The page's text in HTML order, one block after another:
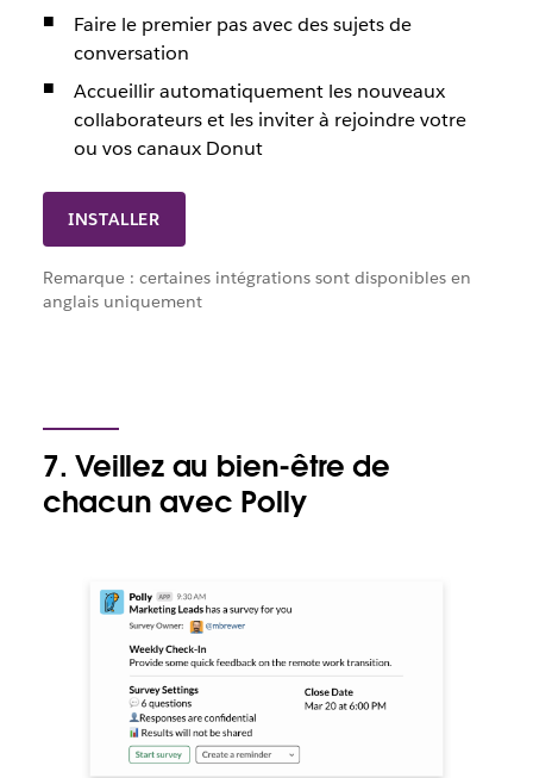
INSTALLER
Faire le premier pas avec des sujets de
conversation
Accueillir automatiquement les nouveaux
collaborateurs et les inviter à rejoindre votre
ou vos canaux Donut
Remarque : certaines intégrations sont disponibles en
anglais uniquement
7. Veillez au bien-être de
chacun avec Polly